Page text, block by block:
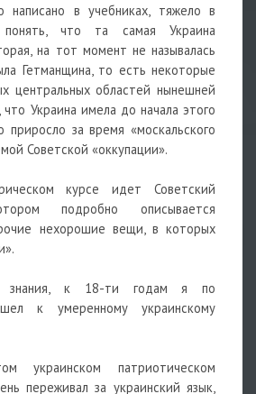
написано в учебниках, тяжело в
что та самая Украина
на тот момент не называлась
Гетманщина, то есть некоторые
центральных областей нынешней
Украина имела до начала этого
за время «москальского
Советской «оккупации».
курсе идет Советский
подробно описывается
нехорошие вещи, в которых
знания, к 18-ти годам я по
к умеренному украинскому
украинском патриотическом
переживал за украинский язык,